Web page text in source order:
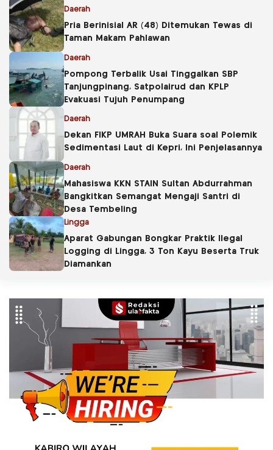
Daerah
Pria Berinisial AR (48) Ditemukan Tewas di
Taman Makam Pahlawan
Daerah
Pompong Terbalik Usai Tinggalkan SBP
Tanjungpinang, Satpolairud dan KPLP
Evakuasi Tujuh Penumpang
Daerah
Dekan FIKP UMRAH Buka Suara soal Polemik
Sedimentasi Laut di Kepri, Ini Penjelasannya
Daerah
Mahasiswa KKN STAIN Sultan Abdurrahman
Bangkitkan Semangat Mengaji Santri di
Desa Tembeling
Lingga
Aparat Gabungan Bongkar Praktik Ilegal
Logging di Lingga, 3 Ton Kayu Beserta Truk
Diamankan